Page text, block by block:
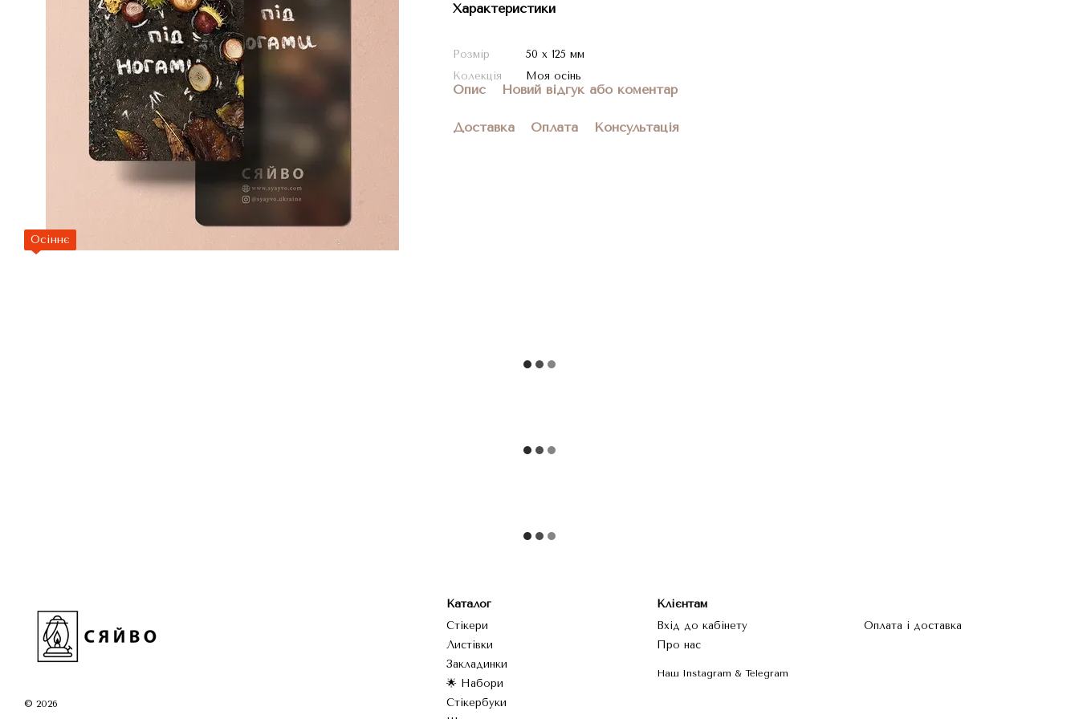
Осіннє
Характеристики
Розмір
50 х 125 мм
Колекція
Моя осінь
Опис Новий відгук або коментар
Доставка Оплата Консультація
© 2026
Каталог
Стікери
Листівки
Закладинки
🌟 Набори
Стікербуки
Клієнтам
Вхід до кабінету
Про нас
Оплата і доставка
Наш Іnstagram & Telegram